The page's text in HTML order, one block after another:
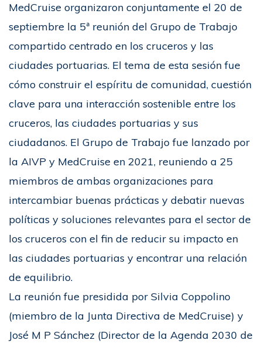
MedCruise organizaron conjuntamente el 20 de
septiembre la 5ª reunión del Grupo de Trabajo
compartido centrado en los cruceros y las
ciudades portuarias. El tema de esta sesión fue
cómo construir el espíritu de comunidad, cuestión
clave para una interacción sostenible entre los
cruceros, las ciudades portuarias y sus
ciudadanos. El Grupo de Trabajo fue lanzado por
la AIVP y MedCruise en 2021, reuniendo a 25
miembros de ambas organizaciones para
intercambiar buenas prácticas y debatir nuevas
políticas y soluciones relevantes para el sector de
los cruceros con el fin de reducir su impacto en
las ciudades portuarias y encontrar una relación
de equilibrio.
La reunión fue presidida por Silvia Coppolino
(miembro de la Junta Directiva de MedCruise) y
José M P Sánchez (Director de la Agenda 2030 de